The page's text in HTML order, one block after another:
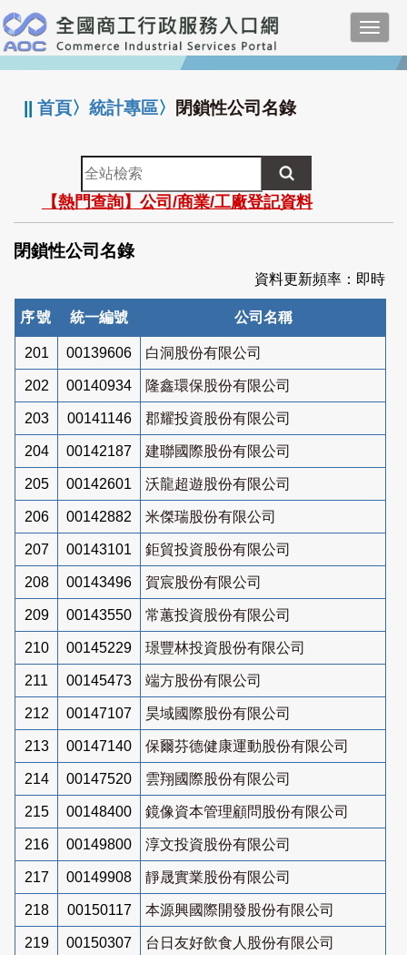
跳
到
主
要
:::
||首頁〉統計專區〉 閉鎖性公司名錄
全
站
檢
索
【熱門查詢】公司/商業/工廠登記資料
閉鎖性公司名錄
資料更新頻率：即時
序號 統一編號 公司名稱
201 00139606 白洞股份有限公司
202 00140934 隆鑫環保股份有限公司
203 00141146 郡耀投資股份有限公司
204 00142187 建聯國際股份有限公司
205 00142601 沃龍超遊股份有限公司
206 00142882 米傑瑞股份有限公司
207 00143101 鉅貿投資股份有限公司
208 00143496 賀宸股份有限公司
209 00143550 常蕙投資股份有限公司
210 00145229 璟豐林投資股份有限公司
211 00145473 端方股份有限公司
212 00147107 昊域國際股份有限公司
213 00147140 保爾芬德健康運動股份有限公司
214 00147520 雲翔國際股份有限公司
215 00148400 鏡像資本管理顧問股份有限公司
216 00149800 淳文投資股份有限公司
217 00149908 靜晟實業股份有限公司
218 00150117 本源興國際開發股份有限公司
219 00150307 台日友好飲食人股份有限公司